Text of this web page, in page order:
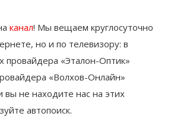
Подробнее – на
канал ! Мы вещаем круглосуточно
но и по телевизору: в
провайдера «Эталон-Оптик»
«Волхов-Онлайн»
вы не находите нас на этих